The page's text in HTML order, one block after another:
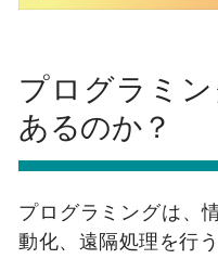
プログラミ
あるのか？
プログラミングは、
動化、遠隔処理を行